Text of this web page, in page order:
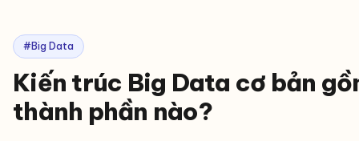
#Big Data
Kiến trúc Big Data cơ bản
thành phần nào?